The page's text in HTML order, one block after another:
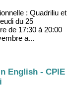
: Quadriliu et
du 25
de 17:30 à 20:00
a...
English - CPIE